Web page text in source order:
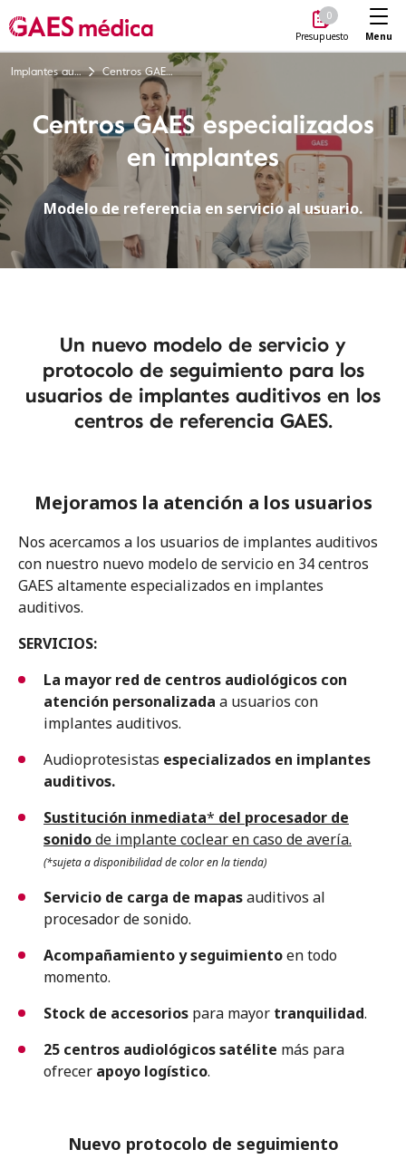
0
Presupuesto Menu
Implantes auditivos Centros GAES especializados en implantes
Centros GAES especializados
en implantes
Modelo de referencia en servicio al usuario.
Un nuevo modelo de servicio y
protocolo de seguimiento para los
usuarios de implantes auditivos en los
centros de referencia GAES.
Mejoramos la atención a los usuarios
Nos acercamos a los usuarios de implantes auditivos
con nuestro nuevo modelo de servicio en 34 centros
GAES altamente especializados en implantes
auditivos.
SERVICIOS:
La mayor red de centros audiológicos con
atención personalizada a usuarios con
implantes auditivos.
Audioprotesistas especializados en implantes
auditivos.
Sustitución inmediata* del procesador de
sonidode implante coclear en caso de avería.
(*sujeta a disponibilidad de color en la tienda)
Servicio de carga de mapasauditivos al
procesador de sonido.
Acompañamiento y seguimientoen todo
momento.
Stock de accesorios para mayor tranquilidad.
25 centros audiológicos satélite más para
ofrecer apoyo logístico.
Nuevo protocolo de seguimiento